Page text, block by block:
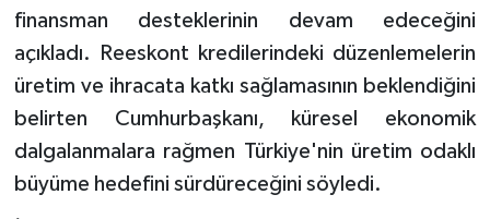
finansman desteklerinin devam edeceğini
açıkladı. Reeskont kredilerindeki düzenlemelerin
üretim ve ihracata katkı sağlamasının beklendiğini
belirten Cumhurbaşkanı, küresel ekonomik
dalgalanmalara rağmen Türkiye'nin üretim odaklı
büyüme hedefini sürdüreceğini söyledi.